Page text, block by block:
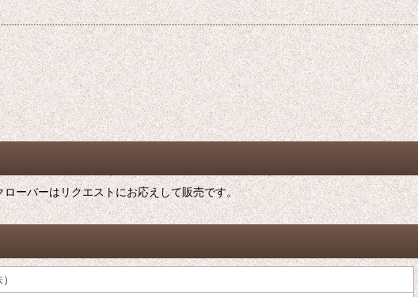
ーバーはリクエストにお応えして販売です。